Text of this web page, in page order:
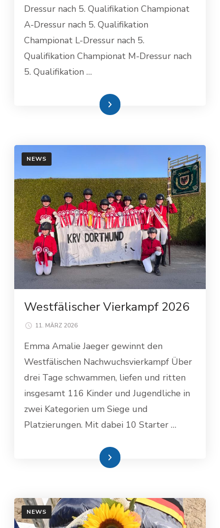
Dressur nach 5. Qualifikation Championat
A-Dressur nach 5. Qualifikation
Championat L-Dressur nach 5.
Qualifikation Championat M-Dressur nach
5. Qualifikation …
Weiterlesen
NEWS
Westfälischer Vierkampf 2026
11. MÄRZ 2026
Emma Amalie Jaeger gewinnt den
Westfälischen Nachwuchsvierkampf Über
drei Tage schwammen, liefen und ritten
insgesamt 116 Kinder und Jugendliche in
zwei Kategorien um Siege und
Platzierungen. Mit dabei 10 Starter …
Weiterlesen
NEWS